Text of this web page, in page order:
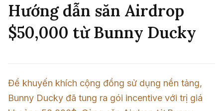
Tin Tức Bitcoin
Tin Tức Altcoin
Tin Tức Thị Trường
ATM Analytics
Phân Tích Bitcoin
Phân Tích Ethereum
Phân Tích Thị Trường
Kiến Thức
Thuật Ngữ Cơ Bản
Kiến Thức Tổng Hợp
Chỉ Báo Kỹ Thuật
Hướng dẫn săn Airdrop
$50,000 từ Bunny Ducky
Để khuyến khích cộng đồng sử dụng nền tảng,
Bunny Ducky đã tung ra gói incentive với trị giá